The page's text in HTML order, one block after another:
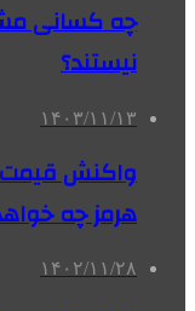
چه کسانی
نیستند؟
۱۴۰۳/۱۱/۱۳
واکنش
هرمز چه
۱۴۰۲/۱۱/۲۸